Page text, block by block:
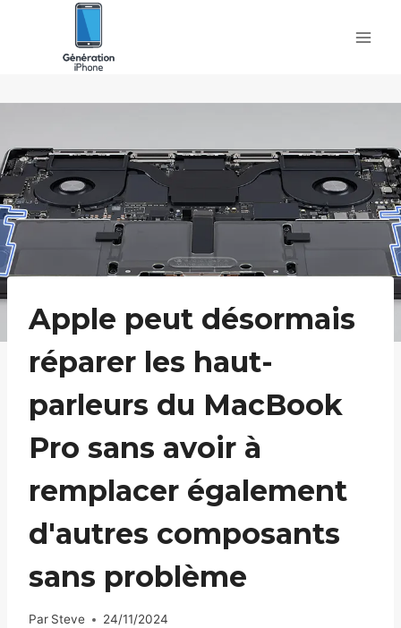
Apple peut désormais
réparer les haut-
parleurs du MacBook
Pro sans avoir à
remplacer également
d'autres composants
sans problème
Par Steve 24/11/2024